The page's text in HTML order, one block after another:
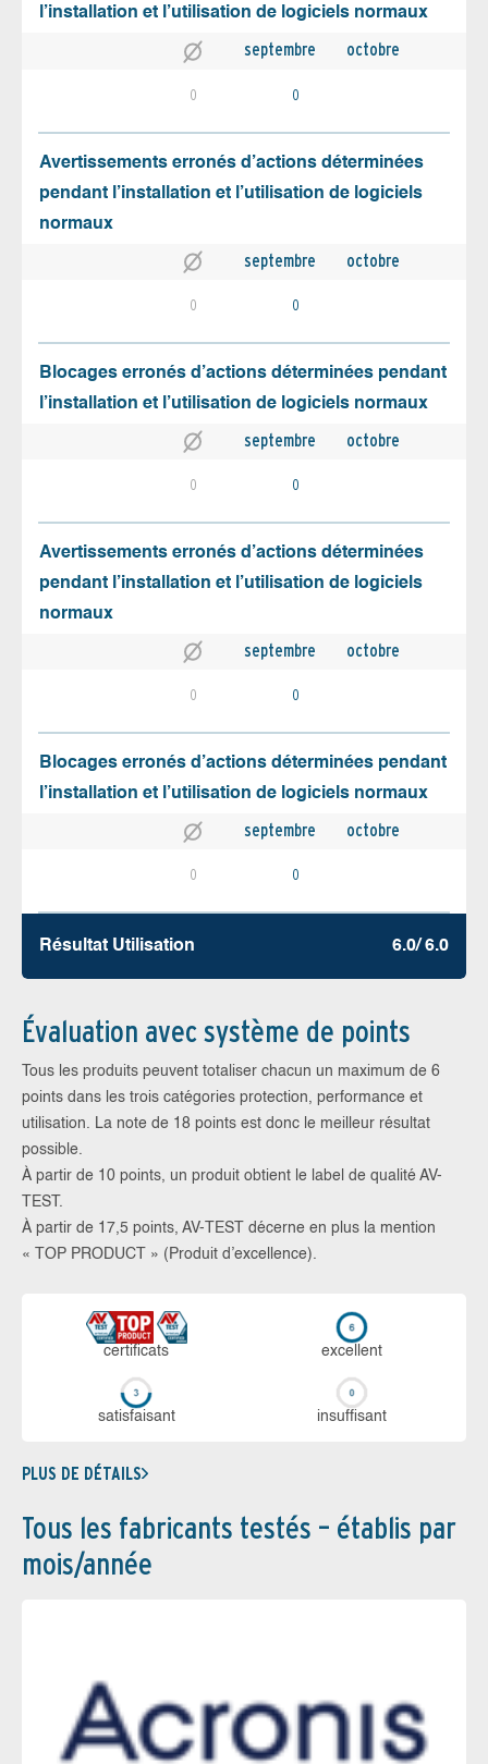
l’installation et l’utilisation de logiciels normaux
septembre octobre
0 0
Avertissements erronés d’actions déterminées
pendant l’installation et l’utilisation de logiciels
normaux
septembre octobre
0 0
Blocages erronés d’actions déterminées pendant
l’installation et l’utilisation de logiciels normaux
septembre octobre
0 0
Avertissements erronés d’actions déterminées
pendant l’installation et l’utilisation de logiciels
normaux
septembre octobre
0 0
Blocages erronés d’actions déterminées pendant
l’installation et l’utilisation de logiciels normaux
septembre octobre
0 0
Résultat Utilisation 6.0/ 6.0
Évaluation avec système de points
Tous les produits peuvent totaliser chacun un maximum de 6
points dans les trois catégories protection, performance et
utilisation. La note de 18 points est donc le meilleur résultat
possible.
À partir de 10 points, un produit obtient le label de qualité AV-
TEST.
À partir de 17,5 points, AV-TEST décerne en plus la mention
« TOP PRODUCT » (Produit d’excellence).
certi­ficats ex­cellent
sa­tis­fai­sant in­suf­fi­sant
PLUS DE DÉTAILS
Tous les fabricants testés – établis par
mois/année